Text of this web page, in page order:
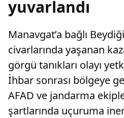
yuvarlandı
Manavgat’a bağlı
civarlarında yaşanan
görgü tanıkları olayı
İhbar sonrası bölgeye
AFAD ve jandarma
şartlarında uçuruma